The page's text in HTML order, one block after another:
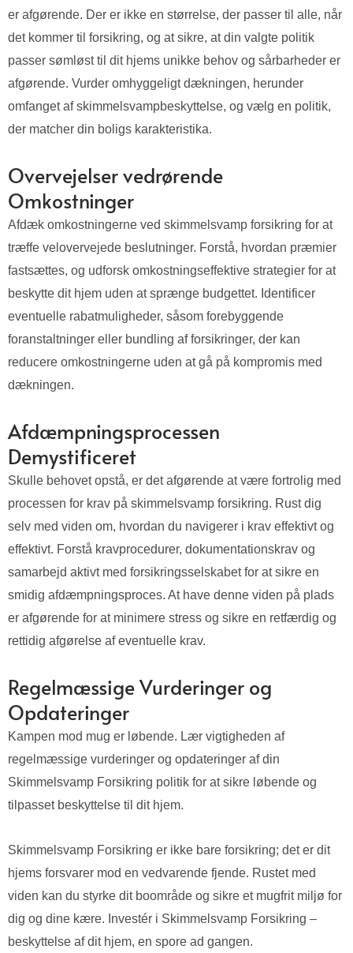
er afgørende. Der er ikke en størrelse, der passer til alle, når
det kommer til forsikring, og at sikre, at din valgte politik
passer sømløst til dit hjems unikke behov og sårbarheder er
afgørende. Vurder omhyggeligt dækningen, herunder
omfanget af skimmelsvampbeskyttelse, og vælg en politik,
der matcher din boligs karakteristika.
Overvejelser vedrørende
Omkostninger
Afdæk omkostningerne ved skimmelsvamp forsikring for at
træffe velovervejede beslutninger. Forstå, hvordan præmier
fastsættes, og udforsk omkostningseffektive strategier for at
beskytte dit hjem uden at sprænge budgettet. Identificer
eventuelle rabatmuligheder, såsom forebyggende
foranstaltninger eller bundling af forsikringer, der kan
reducere omkostningerne uden at gå på kompromis med
dækningen.
Afdæmpningsprocessen
Demystificeret
Skulle behovet opstå, er det afgørende at være fortrolig med
processen for krav på skimmelsvamp forsikring. Rust dig
selv med viden om, hvordan du navigerer i krav effektivt og
effektivt. Forstå kravprocedurer, dokumentationskrav og
samarbejd aktivt med forsikringsselskabet for at sikre en
smidig afdæmpningsproces. At have denne viden på plads
er afgørende for at minimere stress og sikre en retfærdig og
rettidig afgørelse af eventuelle krav.
Regelmæssige Vurderinger og
Opdateringer
Kampen mod mug er løbende. Lær vigtigheden af
regelmæssige vurderinger og opdateringer af din
Skimmelsvamp Forsikring politik for at sikre løbende og
tilpasset beskyttelse til dit hjem.
Skimmelsvamp Forsikring er ikke bare forsikring; det er dit
hjems forsvarer mod en vedvarende fjende. Rustet med
viden kan du styrke dit boområde og sikre et mugfrit miljø for
dig og dine kære. Investér i Skimmelsvamp Forsikring –
beskyttelse af dit hjem, en spore ad gangen.